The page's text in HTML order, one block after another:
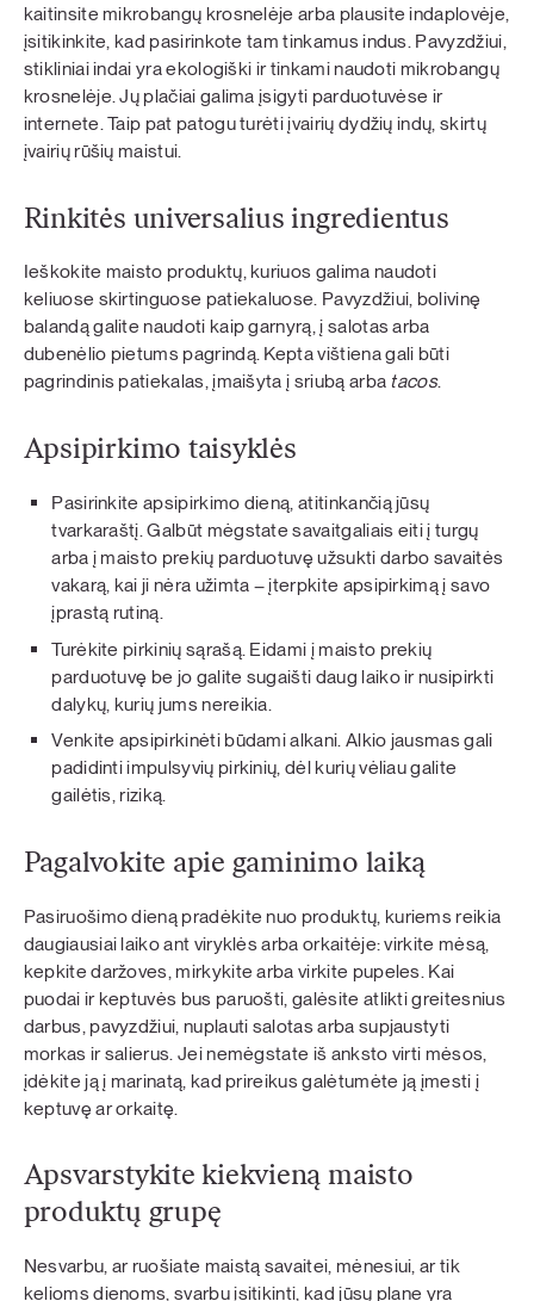
kaitinsite mikrobangų krosnelėje arba plausite indaplovėje,
įsitikinkite, kad pasirinkote tam tinkamus indus. Pavyzdžiui,
stikliniai indai yra ekologiški ir tinkami naudoti mikrobangų
krosnelėje. Jų plačiai galima įsigyti parduotuvėse ir
internete. Taip pat patogu turėti įvairių dydžių indų, skirtų
įvairių rūšių maistui.
Rinkitės universalius ingredientus
Ieškokite maisto produktų, kuriuos galima naudoti
keliuose skirtinguose patiekaluose. Pavyzdžiui, bolivinę
balandą galite naudoti kaip garnyrą, į salotas arba
dubenėlio pietums pagrindą. Kepta vištiena gali būti
pagrindinis patiekalas, įmaišyta į sriubą arba tacos.
Apsipirkimo taisyklės
Pasirinkite apsipirkimo dieną, atitinkančią jūsų
tvarkaraštį. Galbūt mėgstate savaitgaliais eiti į turgų
arba į maisto prekių parduotuvę užsukti darbo savaitės
vakarą, kai ji nėra užimta – įterpkite apsipirkimą į savo
įprastą rutiną.
Turėkite pirkinių sąrašą. Eidami į maisto prekių
parduotuvę be jo galite sugaišti daug laiko ir nusipirkti
dalykų, kurių jums nereikia.
Venkite apsipirkinėti būdami alkani. Alkio jausmas gali
padidinti impulsyvių pirkinių, dėl kurių vėliau galite
gailėtis, riziką.
Pagalvokite apie gaminimo laiką
Pasiruošimo dieną pradėkite nuo produktų, kuriems reikia
daugiausiai laiko ant viryklės arba orkaitėje: virkite mėsą,
kepkite daržoves, mirkykite arba virkite pupeles. Kai
puodai ir keptuvės bus paruošti, galėsite atlikti greitesnius
darbus, pavyzdžiui, nuplauti salotas arba supjaustyti
morkas ir salierus. Jei nemėgstate iš anksto virti mėsos,
įdėkite ją į marinatą, kad prireikus galėtumėte ją įmesti į
keptuvę ar orkaitę.
Apsvarstykite kiekvieną maisto
produktų grupę
Nesvarbu, ar ruošiate maistą savaitei, mėnesiui, ar tik
kelioms dienoms, svarbu įsitikinti, kad jūsų plane yra